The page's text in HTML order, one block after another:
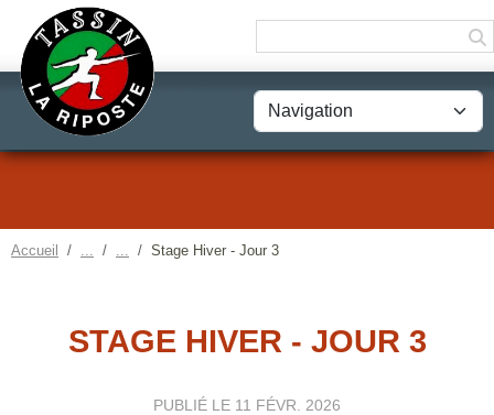
Accueil Stage Hiver - Jour 3
STAGE HIVER - JOUR 3
PUBLIÉ LE 11 FÉVR. 2026
Panneau de gestion des cookies